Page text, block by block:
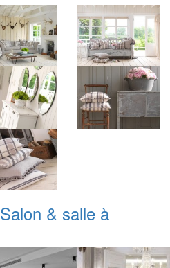
Salon & salle à